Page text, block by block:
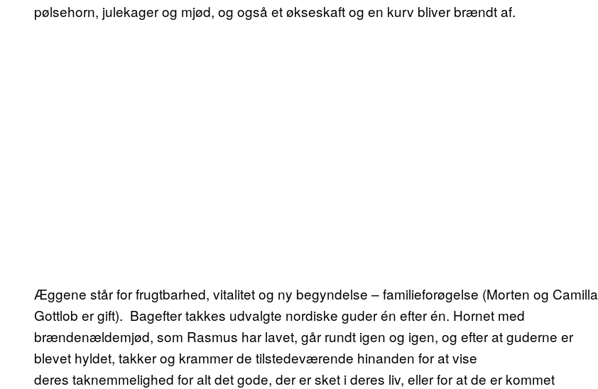
pølsehorn, julekager og mjød, og også et økseskaft og en kurv bliver brændt af.
Æggene står for frugtbarhed, vitalitet og ny begyndelse – familieforøgelse (Morten og Camilla
Gottlob er gift). Bagefter takkes udvalgte nordiske guder én efter én. Hornet med
brændenældemjød, som Rasmus har lavet, går rundt igen og igen, og efter at guderne er
blevet hyldet, takker og krammer de tilstedeværende hinanden for at vise
deres taknemmelighed for alt det gode, der er sket i deres liv, eller for at de er kommet